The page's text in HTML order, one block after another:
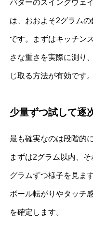
パターのスイングウェ
は、おおよそ2グラム
です。まずはキッチン
さな重さを実際に測り
じ取る方法が有効です。
少量ずつ試して逐
最も確実なのは段階的
まずは2グラム以内、
グラムずつ様子を見ま
ボール転がりやタッチ
を確定します。